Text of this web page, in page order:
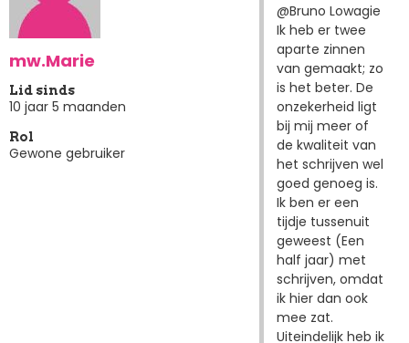
mw.Marie
Lid sinds
10 jaar 5 maanden
Rol
Gewone gebruiker
@Bruno Lowagie
Ik heb er twee
aparte zinnen
van gemaakt; zo
is het beter. De
onzekerheid ligt
bij mij meer of
de kwaliteit van
het schrijven wel
goed genoeg is.
Ik ben er een
tijdje tussenuit
geweest (Een
half jaar) met
schrijven, omdat
ik hier dan ook
mee zat.
Uiteindelijk heb ik